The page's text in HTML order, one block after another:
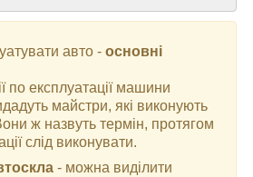
авто - основні
по експлуатації машини
майстри, які виконують
ж назвуть термін, протягом
слід виконувати.
- можна виділити